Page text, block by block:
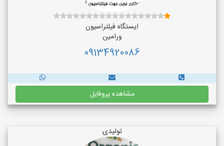
ایستگاه فیلتراسیون
ورامین
09134920086
مشاهده پروفایل
تولیدی